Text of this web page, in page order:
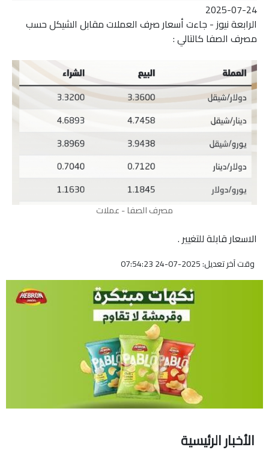
2025-07-24
الرابعة نيوز - جاءت أسعار صرف العملات مقابل الشيكل حسب
مصرف الصفا كالتالي :
مصرف الصفا - عملات
الاسعار قابلة للتغيير .
وقت آخر تعديل: 2025-07-24 07:54:23
الأخبار الرئيسية